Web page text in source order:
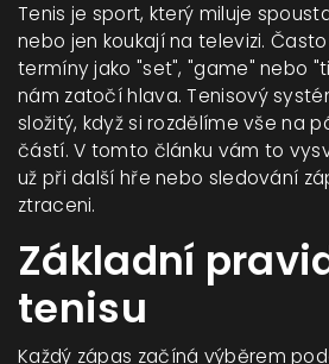
Tenis je sport, který miluje
nebo jen koukají na televizi.
termíny jako "set", "game" nebo
nám zatočí hlava. Tenisový
složitý, když si rozdělíme vše na
částí. V tomto článku vám to
už při další hře nebo sledování
ztraceni.
Základní
tenisu
Každý zápas začíná výběrem